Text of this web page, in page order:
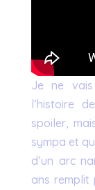
Je ne
l’histoire
spoiler,
sympa et
d’un arc
ans remplit